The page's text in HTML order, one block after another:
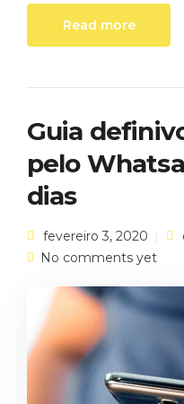
Read more
Guia
pelo
dias
fevereiro 3, 2020
No comments yet